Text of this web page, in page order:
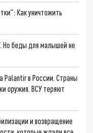
Как уничтожить
Но беды для малышей не
Palantir в России. Страны
оружия. ВСУ теряют
и возвращение